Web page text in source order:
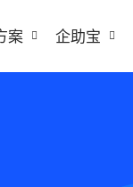
案 企助宝